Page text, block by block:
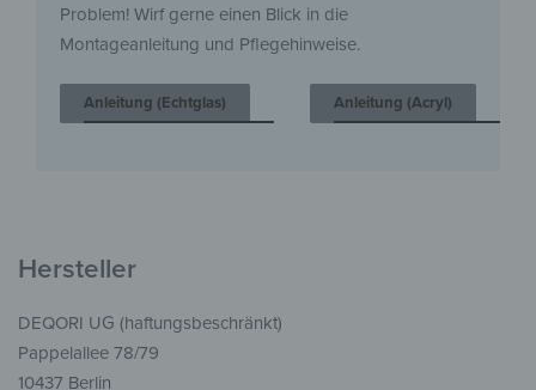
Problem! Wirf gerne einen Blick in die
Montageanleitung und Pflegehinweise.
Anleitung (Echtglas) Anleitung (Acryl)
Hersteller
DEQORI UG (haftungsbeschränkt)
Pappelallee 78/79
10437 Berlin